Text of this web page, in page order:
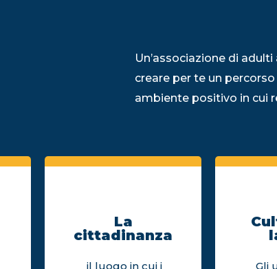
Un’associazione di
creare per te un
ambiente positivo in cui
La
cittadinanza
il luogo in cui i
Gli